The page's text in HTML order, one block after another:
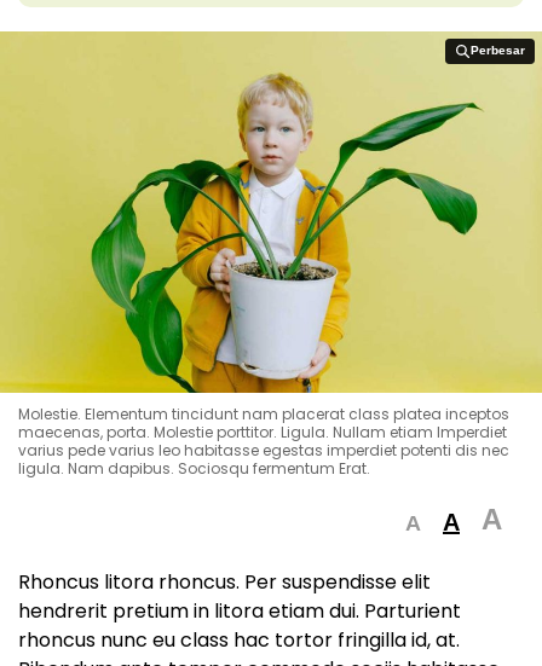
Perbesar
Perbesar
Molestie. Elementum tincidunt nam placerat class platea inceptos
maecenas, porta. Molestie porttitor. Ligula. Nullam etiam Imperdiet
varius pede varius leo habitasse egestas imperdiet potenti dis nec
ligula. Nam dapibus. Sociosqu fermentum Erat.
A A A
Rhoncus litora rhoncus. Per suspendisse elit
hendrerit pretium in litora etiam dui. Parturient
rhoncus nunc eu class hac tortor fringilla id, at.